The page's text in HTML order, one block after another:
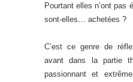
Pourtant elles n’ont pas
sont-elles… achetées ?
C’est ce genre de
avant dans la partie
passionnant et